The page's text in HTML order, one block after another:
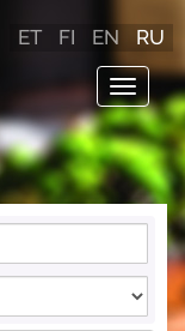
Toggle
ET FI EN RU